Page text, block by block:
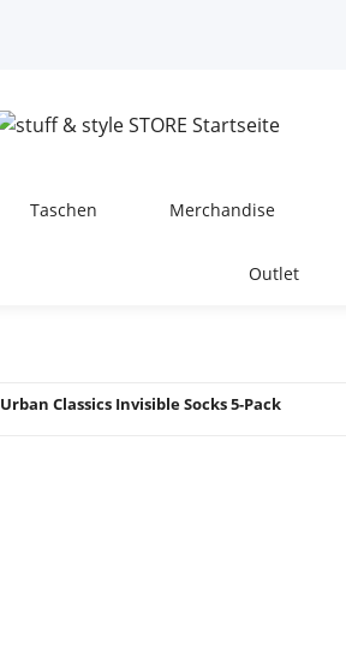
Taschen Merchandise
Outlet
Urban Classics Invisible Socks 5-Pack